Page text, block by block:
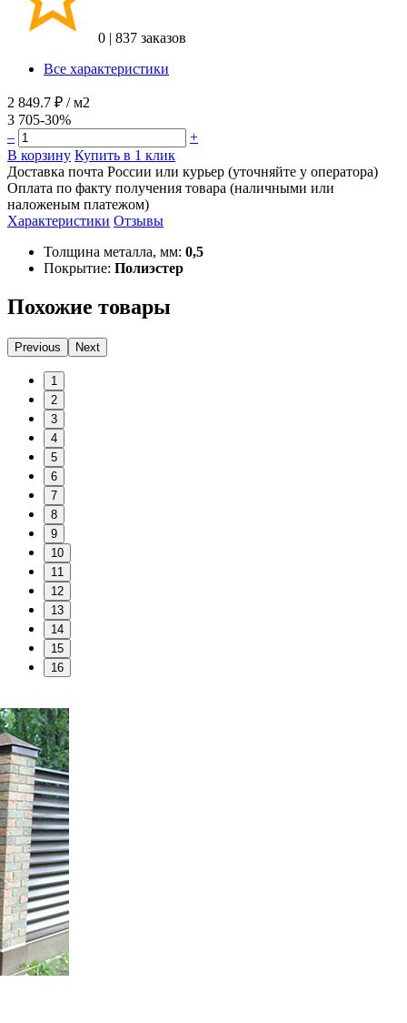
0 | 837 заказов
Все характеристики
2 849.7 ₽ / м2
3 705-30%
–
+
В корзину Купить в 1 клик
Доставка почта России или курьер (уточняйте у оператора)
Оплата по факту получения товара (наличными или
наложеным платежом)
Характеристики Отзывы
Толщина металла, мм: 0,5
Покрытие: Полиэстер
Похожие товары
Previous Next
1
2
3
4
5
6
7
8
9
10
11
12
13
14
15
16